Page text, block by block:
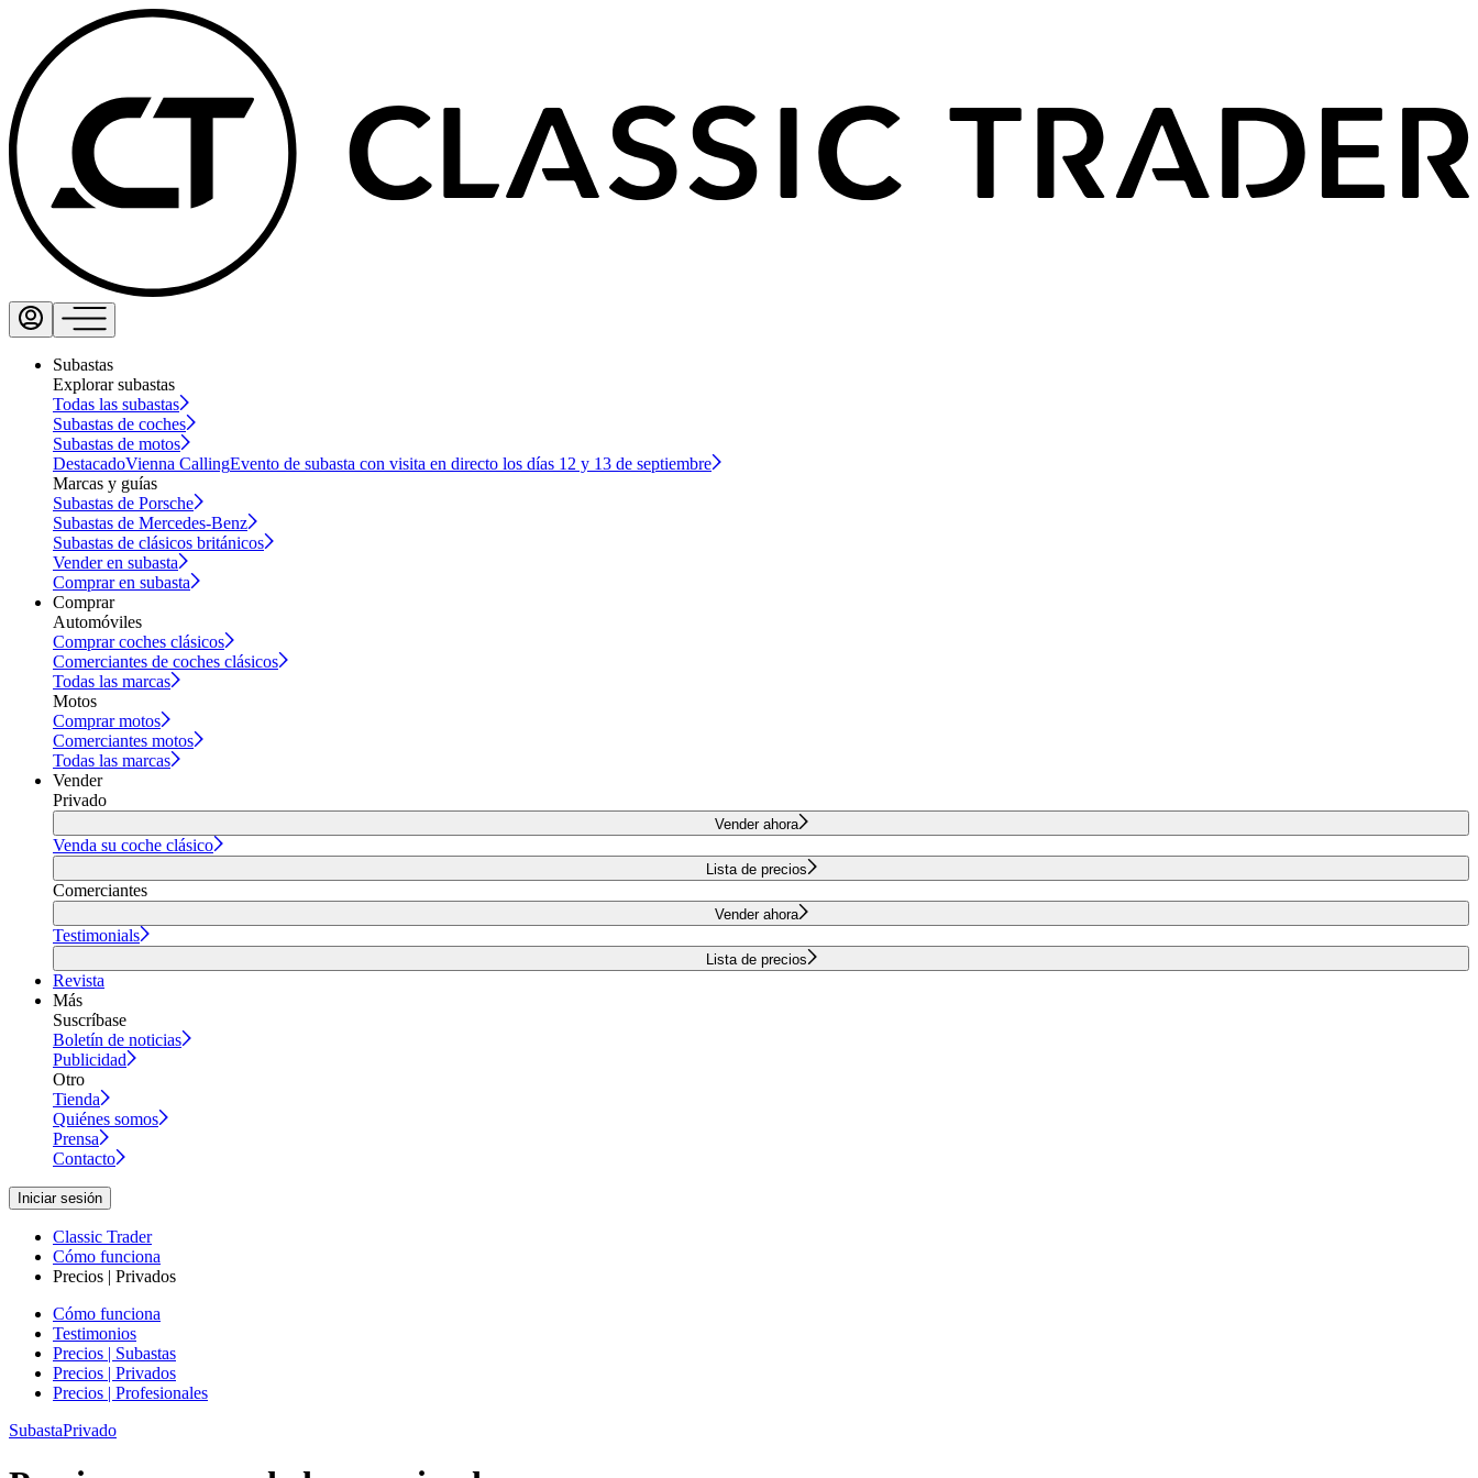
Subastas
Explorar subastas
Todas las subastas
Subastas de coches
Subastas de motos
DestacadoVienna CallingEvento de subasta con visita en directo los días 12 y 13 de septiembre
Marcas y guías
Subastas de Porsche
Subastas de Mercedes-Benz
Subastas de clásicos británicos
Vender en subasta
Comprar en subasta
Comprar
Automóviles
Comprar coches clásicos
Comerciantes de coches clásicos
Todas las marcas
Motos
Comprar motos
Comerciantes motos
Todas las marcas
Vender
Privado
Vender ahora
Venda su coche clásico
Lista de precios
Comerciantes
Vender ahora
Testimonials
Lista de precios
Revista
Más
Suscríbase
Boletín de noticias
Publicidad
Otro
Tienda
Quiénes somos
Prensa
Contacto
Iniciar sesión
Classic Trader
Cómo funciona
Precios | Privados
Cómo funciona
Testimonios
Precios | Subastas
Precios | Privados
Precios | Profesionales
SubastaPrivado